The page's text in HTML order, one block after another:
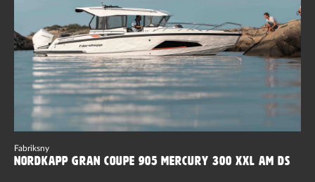
Fabriksny
Nordkapp Gran Coupe 905 Mercury 300 XXL AM DS